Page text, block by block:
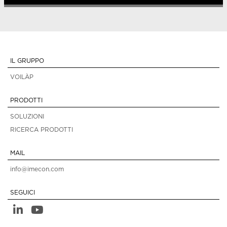
IL GRUPPO
VOILÀP
PRODOTTI
SOLUZIONI
RICERCA PRODOTTI
MAIL
info@imecon.com
SEGUICI